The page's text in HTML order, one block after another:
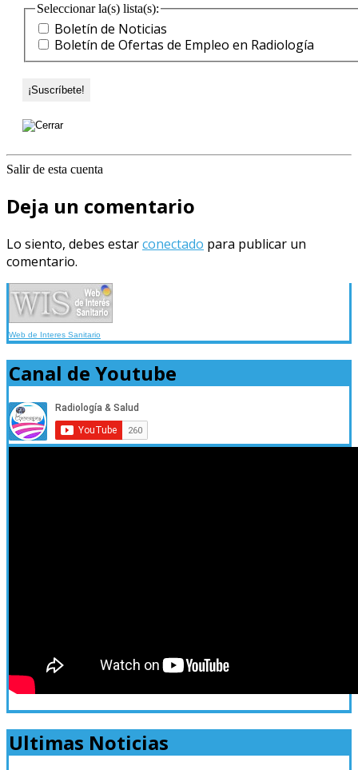
Seleccionar la(s) lista(s):
Boletín de Noticias
Boletín de Ofertas de Empleo en Radiología
Salir de esta cuenta
Deja un comentario
Lo siento, debes estarconectado para publicar un
comentario.
Web de Interes Sanitario
Canal de Youtube
Ultimas Noticias